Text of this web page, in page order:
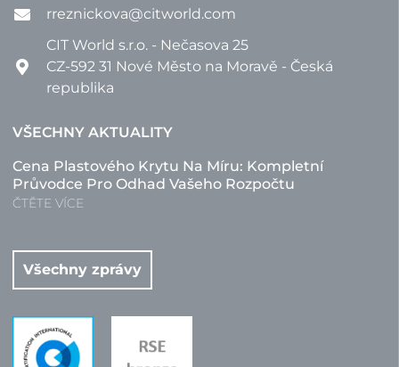
rreznickova@citworld.com
CIT World s.r.o. - Nečasova 25
CZ-592 31 Nové Město na Moravě - Česká
republika
VŠECHNY AKTUALITY
Cena Plastového Krytu Na Míru: Kompletní
Průvodce Pro Odhad Vašeho Rozpočtu
ČTĚTE VÍCE
Všechny zprávy